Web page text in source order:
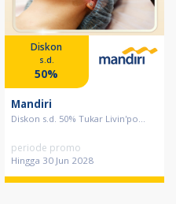
Diskon
s.d.
50%
Mandiri
Diskon s.d. 50% Tukar Livin'po...
periode promo
Hingga 30 Jun 2028